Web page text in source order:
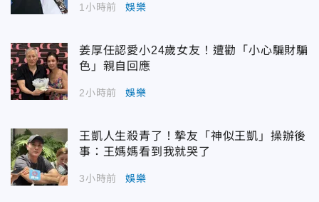
1小時前 娛樂
姜厚任認愛小24歲女友！遭勸「小心騙財騙
色」親自回應
2小時前 娛樂
王凱人生殺青了！摯友「神似王凱」操辦後
事：王媽媽看到我就哭了
3小時前 娛樂